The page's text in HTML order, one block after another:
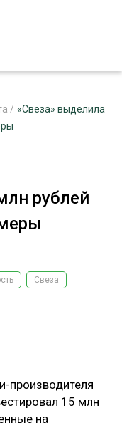
/ «Свеза» выделила
рублей
Свеза
производителя
15 млн
на